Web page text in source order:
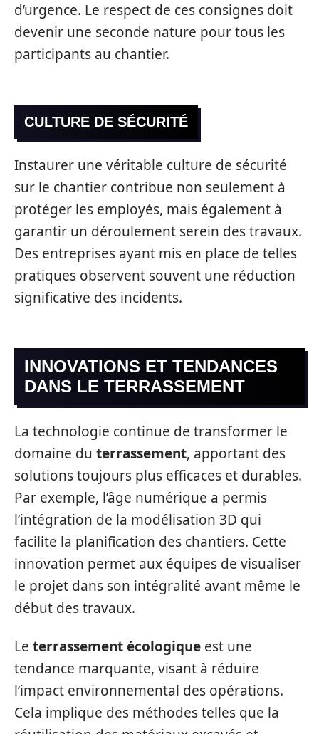
d’urgence. Le respect de ces consignes doit
devenir une seconde nature pour tous les
participants au chantier.
CULTURE DE SÉCURITÉ
Instaurer une véritable culture de sécurité
sur le chantier contribue non seulement à
protéger les employés, mais également à
garantir un déroulement serein des travaux.
Des entreprises ayant mis en place de telles
pratiques observent souvent une réduction
significative des incidents.
INNOVATIONS ET TENDANCES
DANS LE TERRASSEMENT
La technologie continue de transformer le
domaine du terrassement, apportant des
solutions toujours plus efficaces et durables.
Par exemple, l’âge numérique a permis
l’intégration de la modélisation 3D qui
facilite la planification des chantiers. Cette
innovation permet aux équipes de visualiser
le projet dans son intégralité avant même le
début des travaux.
Le terrassement écologique est une
tendance marquante, visant à réduire
l’impact environnemental des opérations.
Cela implique des méthodes telles que la